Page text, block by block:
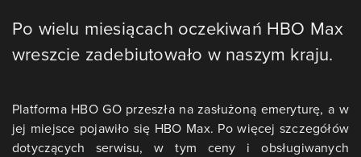
Po wielu miesiącach oczekiwań HBO Max
wreszcie zadebiutowało w naszym kraju.
Platforma HBO GO przeszła na zasłużoną emeryturę, a w
jej miejsce pojawiło się HBO Max. Po więcej szczegółów
dotyczących serwisu, w tym ceny i obsługiwanych